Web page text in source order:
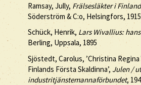
Ramsay, Jully, Frälsesläkter i
Söderström & C:o, Helsingfors, 1915
Schück, Henrik, Lars Wivallius:
Berling, Uppsala, 1895
Sjöstedt, Carolus, ’Christina
Finlands Första Skaldinna’, Julen /
industritjänstemannaförbundet,